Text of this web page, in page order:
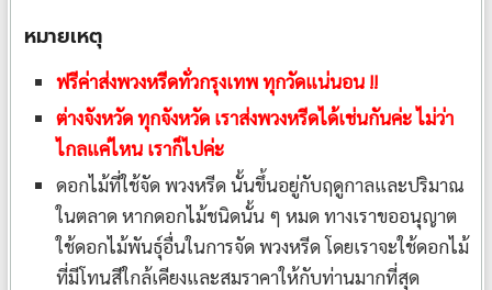
หมายเหตุ
ฟรีค่าส่งพวงหรีดทั่วกรุงเทพ ทุกวัดแน่นอน !!
ต่างจังหวัด ทุกจังหวัด เราส่งพวงหรีดได้เช่นกันค่ะ ไม่ว่า
ไกลแค่ไหน เราก็ไปค่ะ
ดอกไม้ที่ใช้จัด พวงหรีด นั้นขึ้นอยู่กับฤดูกาลและปริมาณ
ในตลาด หากดอกไม้ชนิดนั้น ๆ หมด ทางเราขออนุญาต
ใช้ดอกไม้พันธุ์อื่นในการจัด พวงหรีด โดยเราจะใช้ดอกไม้
ที่มีโทนสีใกล้เคียงและสมราคาให้กับท่านมากที่สุด